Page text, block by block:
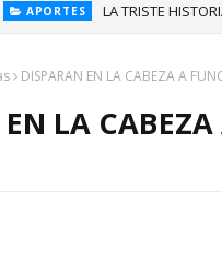
APORTES LA TRISTE
DISPARAN EN LA CABEZA A
LA